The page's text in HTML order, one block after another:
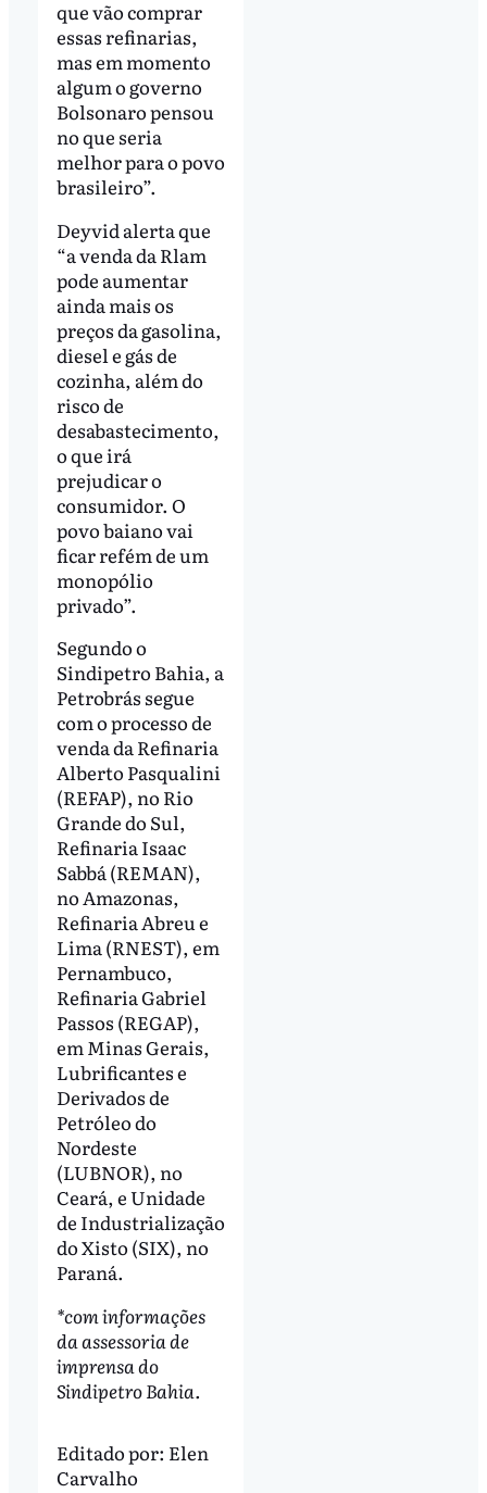
que vão comprar
essas refinarias,
mas em momento
algum o governo
Bolsonaro pensou
no que seria
melhor para o povo
brasileiro”.
Deyvid alerta que
“a venda da Rlam
pode aumentar
ainda mais os
preços da gasolina,
diesel e gás de
cozinha, além do
risco de
desabastecimento,
o que irá
prejudicar o
consumidor. O
povo baiano vai
ficar refém de um
monopólio
privado”.
Segundo o
Sindipetro Bahia, a
Petrobrás segue
com o processo de
venda da Refinaria
Alberto Pasqualini
(REFAP), no Rio
Grande do Sul,
Refinaria Isaac
Sabbá (REMAN),
no Amazonas,
Refinaria Abreu e
Lima (RNEST), em
Pernambuco,
Refinaria Gabriel
Passos (REGAP),
em Minas Gerais,
Lubrificantes e
Derivados de
Petróleo do
Nordeste
(LUBNOR), no
Ceará, e Unidade
de Industrialização
do Xisto (SIX), no
Paraná.
*com informações
da assessoria de
imprensa do
Sindipetro Bahia.
Editado por: Elen
Carvalho